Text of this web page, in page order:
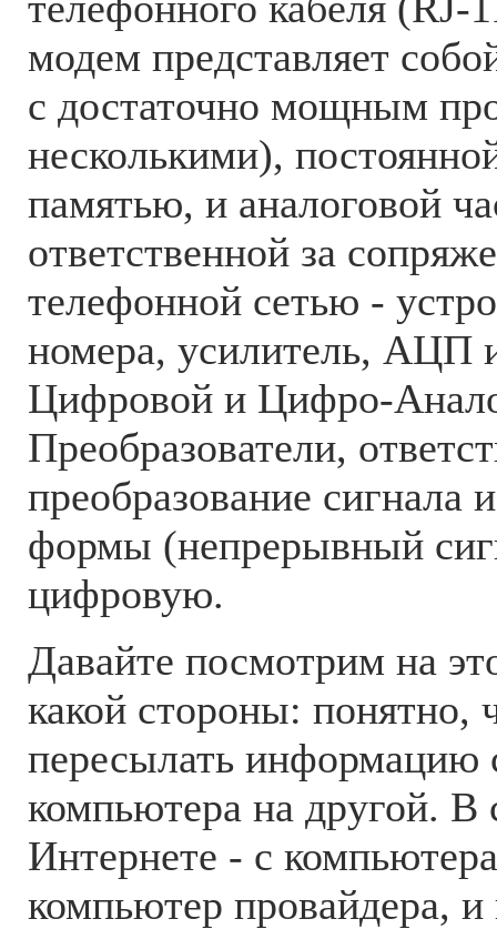
модем представляет
с достаточно мощным
несколькими),
памятью, и аналоговой
ответственной за
телефонной сетью -
номера, усилитель,
Цифровой и Цифро-
Преобразователи,
преобразование сигнала
формы (непрерывный
цифровую.
Давайте посмотрим на
какой стороны: понятно,
пересылать информацию
компьютера на другой. В
Интернете - с
компьютер провайдера,